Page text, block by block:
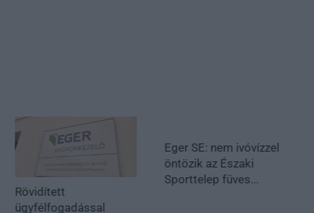
Rövidített
ügyfélfogadással
Eger SE: nem ivóvízzel
öntözik az Északi
Sporttelep füves...